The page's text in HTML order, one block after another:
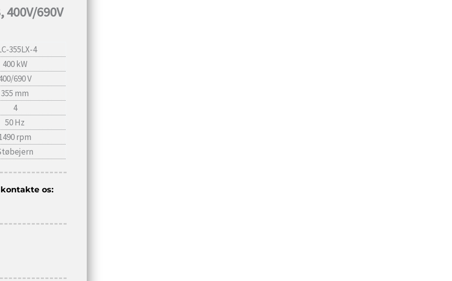
690V
355LX-4
400 kW
690 V
355 mm
4
50 Hz
rpm
os: